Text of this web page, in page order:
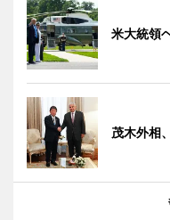
米大統領
茂木外相